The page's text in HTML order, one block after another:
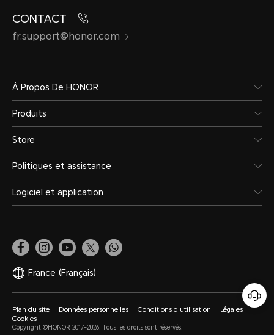
CONTACT
fr.support@honor.com
À Propos De HONOR
Produits
Store
Politiques et assistance
Logiciel et application
France (Français)
Plan du site Données personnelles Conditions d'utilisation
Légales
Cookies
Copyright ©HONOR 2017-2026. Tous les droits sont réservés.